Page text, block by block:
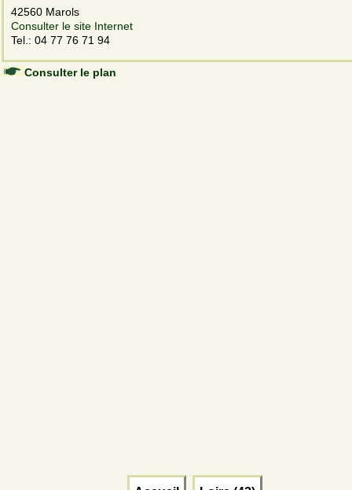
42560 Marols
Consulter le site Internet
Tel.: 04 77 76 71 94
Consulter le plan